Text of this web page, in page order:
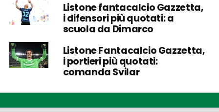
Listone fantacalcio Gazzetta,
i difensori più quotati: a
scuola da Dimarco
Listone Fantacalcio Gazzetta,
i portieri più quotati:
comanda Svilar